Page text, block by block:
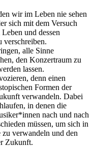
wir im Leben nie sehen
sich mit dem Versuch
und dessen
verschreiben.
alle Sinne
den Konzertraum zu
lassen.
denn einen
Formen der
verwandeln. Dabei
in denen die
nach und nach
müssen, um sich in
zu verwandeln und den
Zukunft.